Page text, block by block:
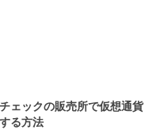
ェックの販売所で仮想通貨
る方法